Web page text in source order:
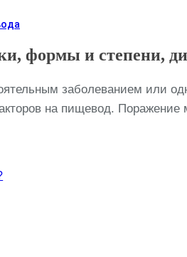
формы и степени,
заболеванием или
на пищевод. Поражение